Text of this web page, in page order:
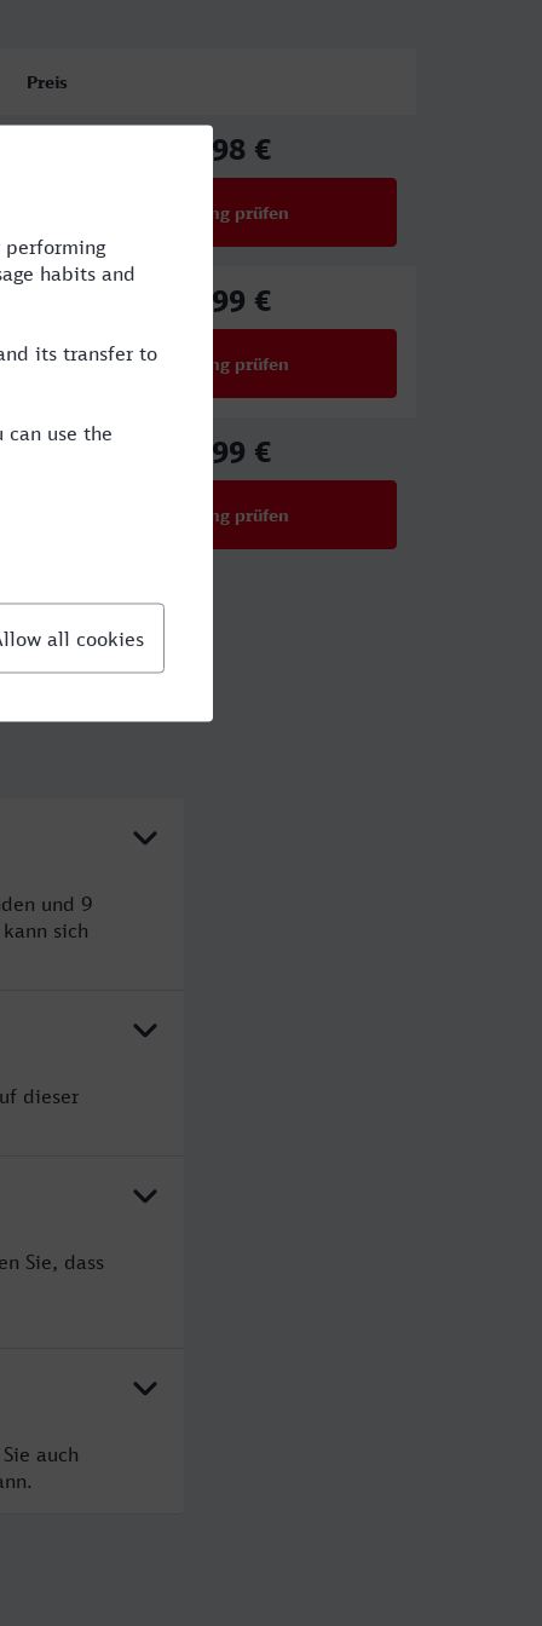
Preis
74,98 €
Verbindung prüfen
55,99 €
Verbindung prüfen
27,99 €
Verbindung prüfen
und 9
sich
dieser
Sie, dass
auch